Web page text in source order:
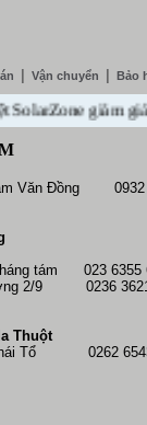
Vận chuyển Bảo
giảm giá
Văn Đồng 0932
tám 023 6355
2/9 0236
Thuột
Tổ 0262